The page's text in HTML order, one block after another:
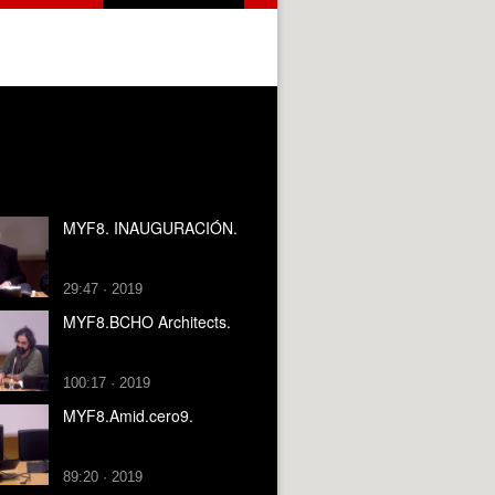
MYF8. INAUGURACIÓN.
29:47 · 2019
MYF8.BCHO Architects.
100:17 · 2019
MYF8.Amid.cero9.
89:20 · 2019